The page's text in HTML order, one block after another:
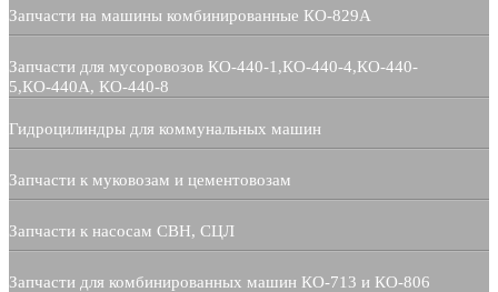
Запчасти на машины комбинированные КО-829А
Запчасти для мусоровозов КО-440-1,КО-440-4,КО-440-
5,КО-440А, КО-440-8
Гидроцилиндры для коммунальных машин
Запчасти к муковозам и цементовозам
Запчасти к насосам СВН, СЦЛ
Запчасти для комбинированных машин КО-713 и КО-806